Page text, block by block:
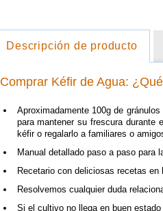
Descripción de producto
Comprar Kéfir de Agua:
Aproximadamente 100g de
para mantener su frescura
kéfir o regalarlo a familiares o
Manual detallado paso a paso para
Recetario con deliciosas recetas en
Resolvemos cualquier duda
Si el cultivo no llega en buen estado